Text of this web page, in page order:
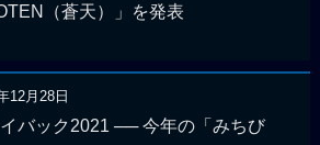
（蒼天）」を発表
12月28日
バック2021 ── 今年の「みちび